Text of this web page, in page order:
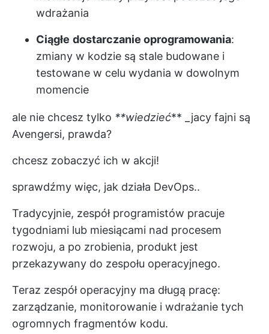
wdrażania
Ciągłe dostarczanie oprogramowania:
zmiany w kodzie są stale budowane i
testowane w celu wydania w dowolnym
momencie
ale nie chcesz tylko **wiedzieć** _jacy fajni są
Avengersi, prawda?
chcesz zobaczyć ich w akcji!
sprawdźmy więc, jak działa DevOps..
Tradycyjnie, zespół programistów pracuje
tygodniami lub miesiącami nad procesem
rozwoju, a po zrobienia, produkt jest
przekazywany do zespołu operacyjnego.
Teraz zespół operacyjny ma długą pracę:
zarządzanie, monitorowanie i wdrażanie tych
ogromnych fragmentów kodu.